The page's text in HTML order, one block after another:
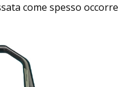
come spesso occorre